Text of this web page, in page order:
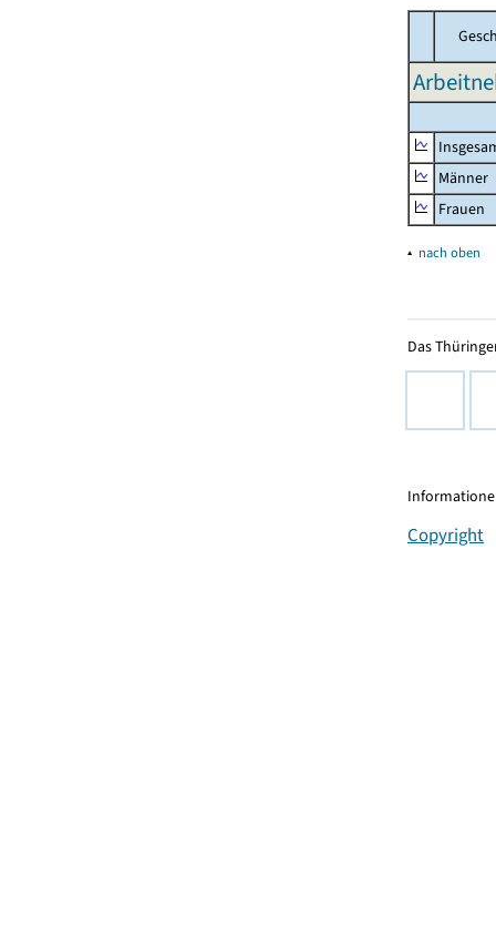
Männer
Frauen
▴ nach oben
Das
Copyright